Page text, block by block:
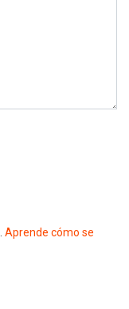
Aprende cómo se